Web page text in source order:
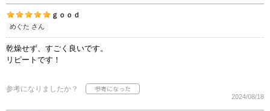
ｇｏｏｄ
めぐた さん
乾燥せず、すごく良いです。
リピートです！
参考になりましたか？
2024/08/18